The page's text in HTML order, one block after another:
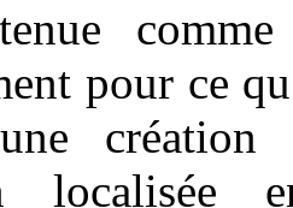
pour ce